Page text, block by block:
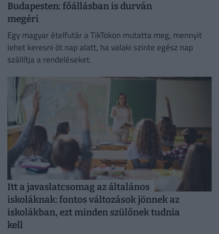
Budapesten: főállásban is durván
megéri
Egy magyar ételfutár a TikTokon mutatta meg, mennyit
lehet keresni öt nap alatt, ha valaki szinte egész nap
szállítja a rendeléseket.
Itt a javaslatcsomag az általános
iskoláknak: fontos változások jönnek az
iskolákban, ezt minden szülőnek tudnia
kell